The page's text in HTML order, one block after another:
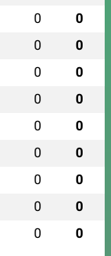
0 0
0 0
0 0
0 0
0 0
0 0
0 0
0 0
0 0